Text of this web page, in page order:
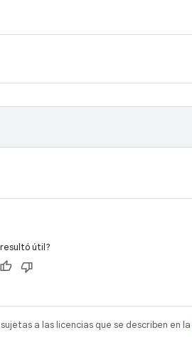
resultó útil?
a las licencias que se describen en la